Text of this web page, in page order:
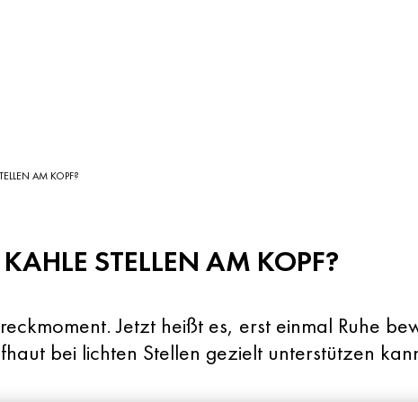
AM KOPF?
STELLEN AM KOPF?
Jetzt heißt es, erst einmal Ruhe
bei lichten Stellen gezielt unterstützen